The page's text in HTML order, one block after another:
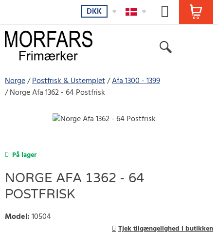
DKK
Norge Postfrisk & Ustemplet Afa 1300 - 1399
Norge Afa 1362 - 64 Postfrisk
På lager
NORGE AFA 1362 - 64
POSTFRISK
Model:10504
Tjek tilgængelighed i butikken